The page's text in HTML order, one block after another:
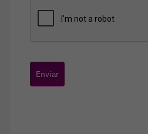
Enviar